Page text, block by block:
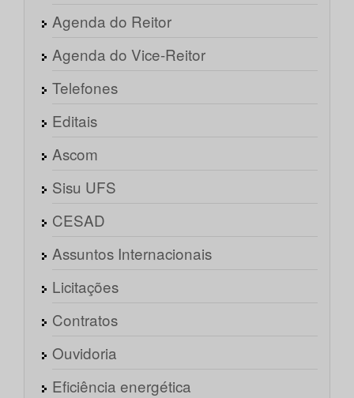
Agenda do Reitor
Agenda do Vice-Reitor
Telefones
Editais
Ascom
Sisu UFS
CESAD
Assuntos Internacionais
Licitações
Contratos
Ouvidoria
Eficiência energética